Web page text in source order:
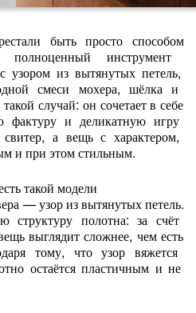
бытьпросто способом
полноценный инструмент
с узором из вытянутых петель,
смеси мохера, шёлкаи
такой случай: он сочетаетв себе
фактуру и деликатную игру
свитер, авещьс характером,
и при этомстильным.
такой модели
— узоризвытянутыхпетель.
структуру полотна: за счёт
выглядит сложнее, чеместь
тому, чтоузор вяжется
остаётсяпластичным и не